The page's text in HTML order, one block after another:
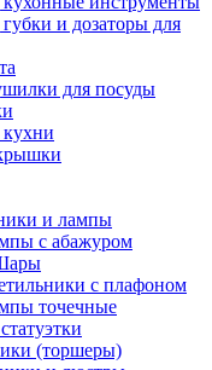
и дозаторы для
для посуды
и лампы
с абажуром
с плафоном
точечные
(торшеры)